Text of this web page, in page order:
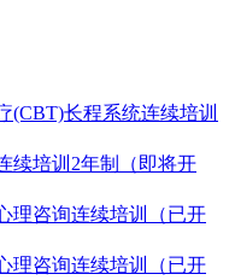
(CBT)长程系统连续培训
续培训2年制（即将开
理咨询连续培训（已开
理咨询连续培训（已开